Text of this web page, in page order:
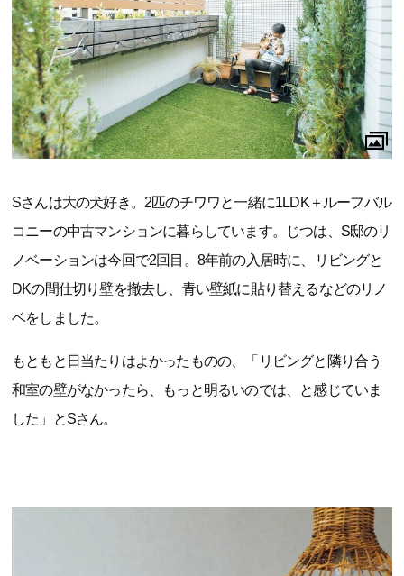
Sさんは大の犬好き。2匹のチワワと一緒に1LDK＋ルーフバル
コニーの中古マンションに暮らしています。じつは、S邸のリ
ノベーションは今回で2回目。8年前の入居時に、リビングと
DKの間仕切り壁を撤去し、青い壁紙に貼り替えるなどのリノ
ベをしました。
もともと日当たりはよかったものの、「リビングと隣り合う
和室の壁がなかったら、もっと明るいのでは、と感じていま
した」とSさん。